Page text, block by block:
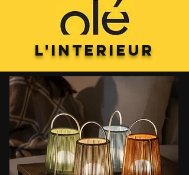
L'interieur